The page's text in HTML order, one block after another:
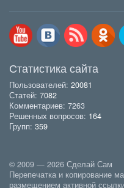
Статистика сайта
Пользователей: 20081
Статей: 7082
Комментариев: 7263
Решенных вопросов: 164
Групп: 359
© 2009 — 2026 Сделай Сам
Перепечатка и копирование
размещением активной